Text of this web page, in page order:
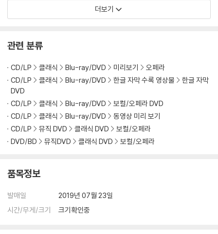
4) 본품 보호를 위해 노란색의 카톤 박스로 재포장한 경우, 카톤박스 손상
에 의한 교환/반품은 불가합니다.
인을 위해 개봉 시의 동영상을 요청할 수 있으며, 동영상이 없는 경우 교
환/반품이 제한될 수 있습니다.
※ 디스크 재생 불량
1) 기기 문제로 인해 발생하는 재생 불량 현상에 대해서는 반품/교환이 불
가하니 최신 소프트웨어로 업데이트된 DVD/BD 전용 기기에서 재생하실
것을 권유해 드립니다.
2) 정전기와 먼지로 인해 재생이 원활하지 않은 경우가 있습니다. 디스크
를 마른 천으로 닦으시거나, DVD 클리너 등 전용 제품을 이용하면 대부분
해결됩니다.
생이 불가능한 경우가 있습니다. 독립형 전용 플레이어 사용을 권장드리
며, ODD 사용으로 인한 재생 불량의 경우 교환 시에도 동일한 오류가 발
생할 수 있음을 알려드립니다.
※ 디스크 외관 불량
더보기
관련 분류
CD/LP 클래식 Blu-ray/DVD 미리보기
오페라
CD/LP
클래식 Blu-ray/DVD 한글 자막 수록 영상물
한글 자막
DVD
CD/LP
클래식 Blu-ray/DVD
보컬/오페라 DVD
CD/LP
클래식 Blu-ray/DVD
동영상 미리 보기
CD/LP
뮤직 DVD 클래식 DVD
보컬/오페라
DVD/BD
뮤직DVD 클래식 DVD 보컬/오페라
품목정보
발매일
2019년 07월 23일
시간/무게/크기
크기확인중